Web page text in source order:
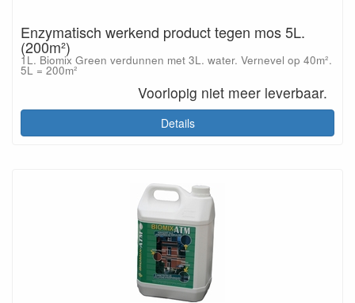
Enzymatisch werkend product tegen mos 5L.
(200m²)
1L. Biomix Green verdunnen met 3L. water. Vernevel op 40m².
5L = 200m²
Voorlopig niet meer leverbaar.
Details